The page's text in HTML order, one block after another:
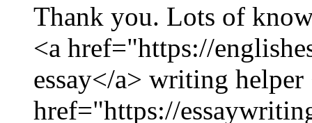
Thank you. Lots of
<a href="https://
essay</a> writing helper
href="https://